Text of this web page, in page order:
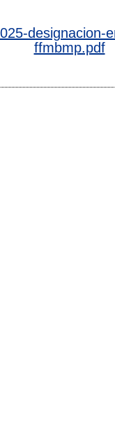
designacion-
ffmbmp.pdf